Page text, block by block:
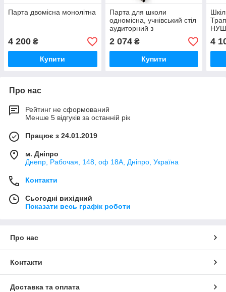
Парта двомісна монолітна
4 200 ₴
Купити
Парта для школи
одномісна, учнівський стіл
аудиторний з
регулюванням по висоті,
царга з полицею
2 074₴
Купити
НУШ
4
Про нас
Рейтинг не сформований
Менше 5 відгуків за останній рік
Працює з 24.01.2019
м. Дніпро
Днепр, Рабочая, 148, оф 18А, Дніпро, Україна
Контакти
Сьогодні вихідний
Показати весь графік роботи
Про нас
Контакти
Доставка та оплата